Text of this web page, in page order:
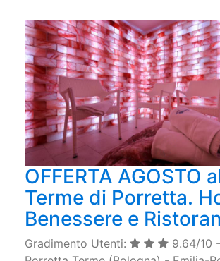
OFFERTA AGOSTO
Terme di Porretta.
Benessere e
Gradimento Utenti:
9.64/10